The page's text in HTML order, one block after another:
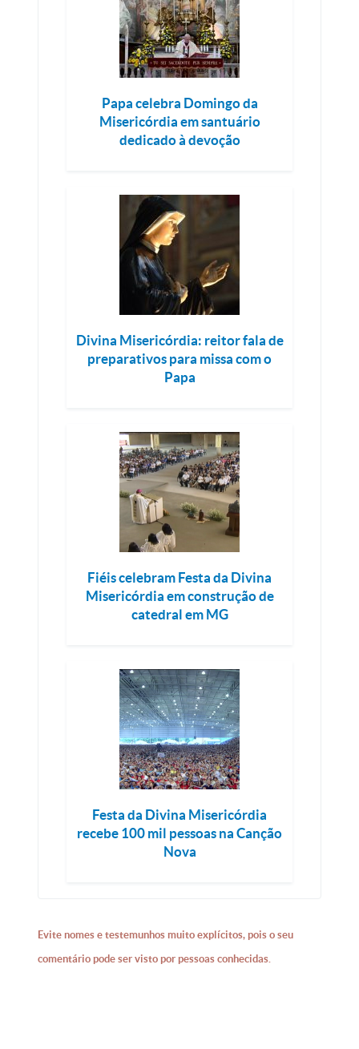
Papa celebra Domingo da
Misericórdia em santuário
dedicado à devoção
Divina Misericórdia: reitor fala de
preparativos para missa com o
Papa
Fiéis celebram Festa da Divina
Misericórdia em construção de
catedral em MG
Festa da Divina Misericórdia
recebe 100 mil pessoas na Canção
Nova
Evite nomes e testemunhos muito explícitos, pois o seu
comentário pode ser visto por pessoas conhecidas.